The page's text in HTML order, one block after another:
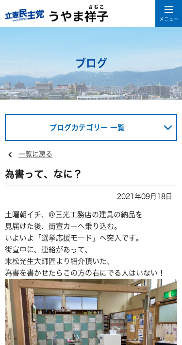
ブログ
ブログカテゴリー 一覧
一覧に戻る
為書って、なに？
2021年09月18日
土曜朝イチ、@三光工務店の建具の納品を
見届けた後、街宣カーへ乗り込む。
いよいよ「選挙応援モード」へ突入です。
街宣中に、連絡があって、
末松光生大師匠より紹介頂いた、
為書を書かせたらこの方の右にでる人はいない！